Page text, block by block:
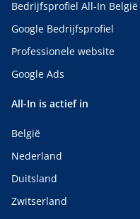
Bedrijfsprofiel All-In België
Google Bedrijfsprofiel
Professionele website
Google Ads
All-In is actief in
België
Nederland
Duitsland
Zwitserland